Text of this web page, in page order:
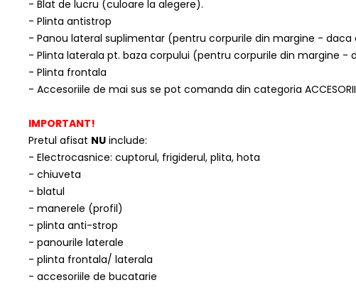
- Blat de lucru (culoare la alegere).
- Plinta antistrop
- Panou lateral suplimentar (pentru corpurile din margine - daca
- Plinta laterala pt. baza corpului (pentru corpurile din margine -
- Plinta frontala
- Accesoriile de mai sus se pot comanda din categoria ACCESORII
IMPORTANT!
Pretul afisat NUinclude:
- Electrocasnice: cuptorul, frigiderul, plita, hota
- chiuveta
- blatul
- manerele (profil)
- plinta anti-strop
- panourile laterale
- plinta frontala/ laterala
- accesoriile de bucatarie